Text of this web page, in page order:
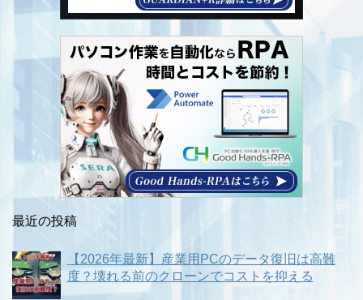
最近の投稿
【2026年最新】産業用PCのデータ復旧は高難
度？壊れる前のクローンでコストを抑える